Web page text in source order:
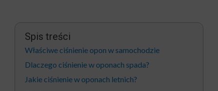
Spis treści
Właściwe ciśnienie opon w samochodzie
Dlaczego ciśnienie w oponach spada?
Jakie ciśnienie w oponach letnich?